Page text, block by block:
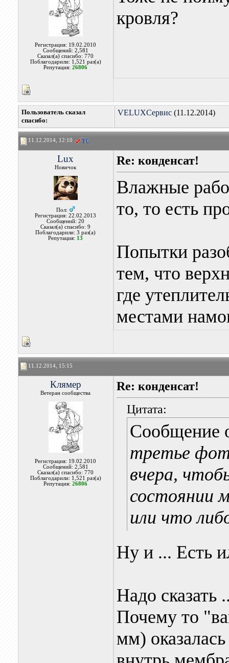
Регистрация: 19.02.2010
Сообщений: 2,581
Сказал(а) спасибо: 770
Поблагодарили: 1,521 раз(а)
Репутация:26806
кровля?
Пользователь сказал
cпасибо:
VELUXСервис(11.12.2014)
11.12.2014, 12:10
Lux
Новичок
Пол:
Регистрация: 22.02.2013
Сообщений: 20
Сказал(а) спасибо: 9
Поблагодарили: 3 раз(а)
Репутация: 13
Re: конденсат!
Влажные
то, то есть
Попытки
тем, что
где
местами
11.12.2014, 15:15
Клямер
Ветеран сообщества
Регистрация: 19.02.2010
Сообщений: 2,581
Сказал(а) спасибо: 770
Поблагодарили: 1,521 раз(а)
Репутация:26806
Re: конденсат!
Цитата:
Сообщение
третье
вчера,
состоянии
или что
Ну и ... Есть
Надо сказать
Почему то
мм)